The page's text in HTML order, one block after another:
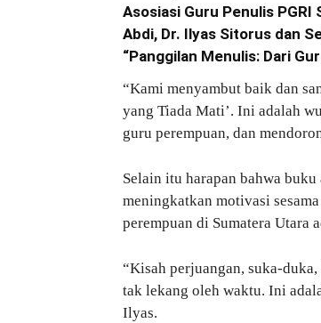
Asosiasi Guru Penulis
Abdi, Dr. Ilyas Sitorus dan
“Panggilan Menulis: Dari
“Kami menyambut baik dan
yang Tiada Mati’. Ini adalah
guru perempuan, dan
Selain itu harapan bahwa
meningkatkan motivasi
perempuan di Sumatera Utara
“Kisah perjuangan, suka-
tak lekang oleh waktu. Ini
Ilyas.